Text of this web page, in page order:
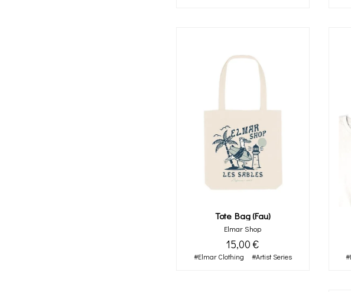
Tote Bag (fau)
Elmar Shop
15,00 €
#Elmar Clothing #Artist Series